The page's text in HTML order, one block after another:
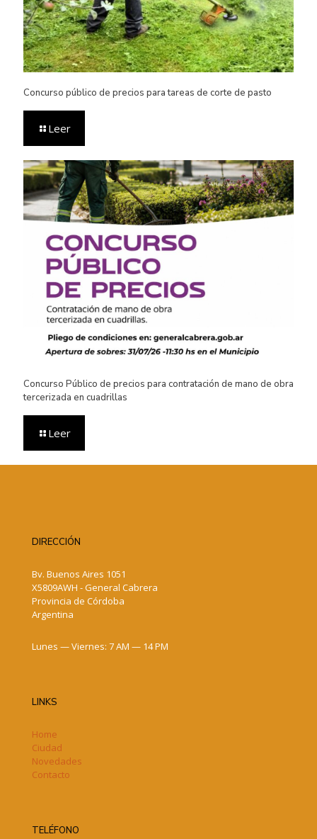
Concurso público de precios para tareas de corte de pasto
Leer
Concurso Público de precios para contratación de mano de obra
tercerizada en cuadrillas
Leer
DIRECCIÓN
Bv. Buenos Aires 1051
X5809AWH - General Cabrera
Provincia de Córdoba
Argentina
Lunes — Viernes: 7 AM — 14 PM
LINKS
Home
Ciudad
Novedades
Contacto
TELÉFONO